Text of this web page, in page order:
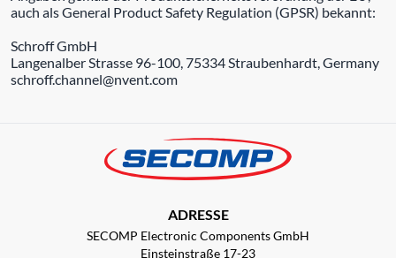
auch als General Product Safety Regulation (GPSR) bekannt:
Schroff GmbH
Langenalber Strasse 96-100, 75334 Straubenhardt, Germany
schroff.channel@nvent.com
ADRESSE
SECOMP Electronic Components GmbH
Einsteinstraße 17-23